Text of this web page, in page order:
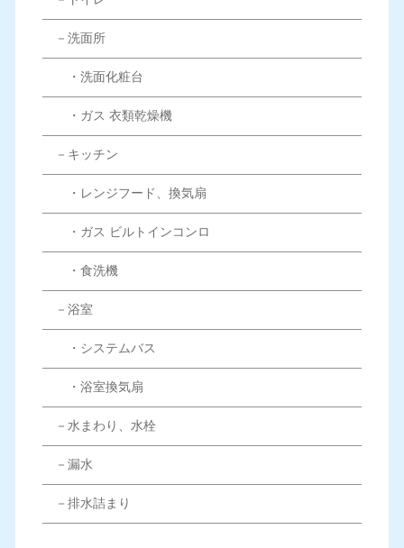
－洗面所
・洗面化粧台
・ガス 衣類乾燥機
－キッチン
・レンジフード、換気扇
・ガス ビルトインコンロ
・食洗機
－浴室
・システムバス
・浴室換気扇
－水まわり、水栓
－漏水
－排水詰まり